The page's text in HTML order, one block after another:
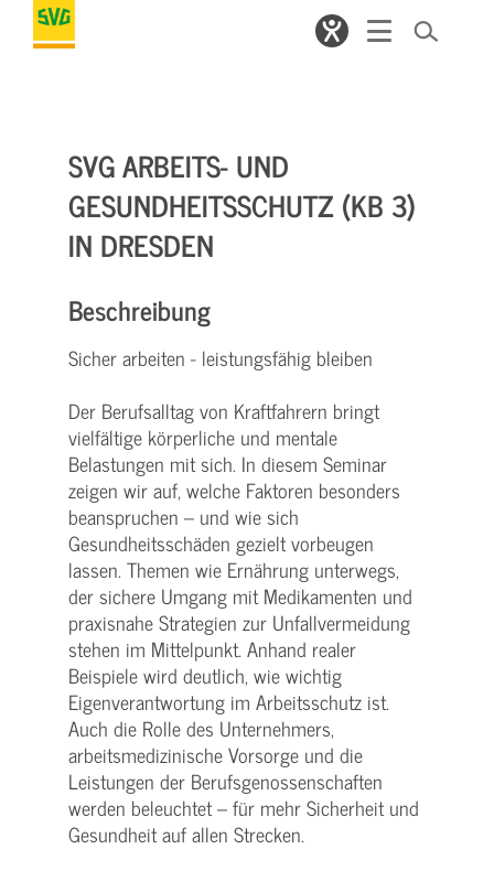
SVG ARBEITS- UND
GESUNDHEITSSCHUTZ (KB 3)
IN DRESDEN
Beschreibung
Sicher arbeiten - leistungsfähig bleiben
Der Berufsalltag von Kraftfahrern bringt
vielfältige körperliche und mentale
Belastungen mit sich. In diesem Seminar
zeigen wir auf, welche Faktoren besonders
beanspruchen – und wie sich
Gesundheitsschäden gezielt vorbeugen
lassen. Themen wie Ernährung unterwegs,
der sichere Umgang mit Medikamenten und
praxisnahe Strategien zur Unfallvermeidung
stehen im Mittelpunkt. Anhand realer
Beispiele wird deutlich, wie wichtig
Eigenverantwortung im Arbeitsschutz ist.
Auch die Rolle des Unternehmers,
arbeitsmedizinische Vorsorge und die
Leistungen der Berufsgenossenschaften
werden beleuchtet – für mehr Sicherheit und
Gesundheit auf allen Strecken.